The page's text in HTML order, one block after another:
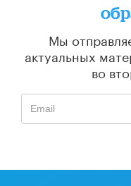
Мы
актуальных
во